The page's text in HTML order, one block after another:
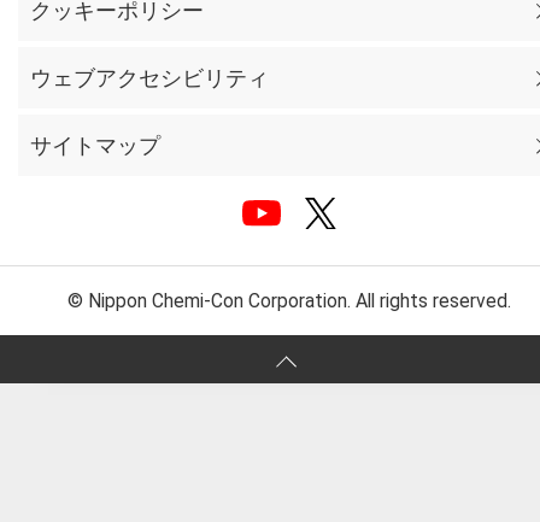
クッキーポリシー
ウェブアクセシビリティ
サイトマップ
© Nippon Chemi-Con Corporation. All rights reserved.